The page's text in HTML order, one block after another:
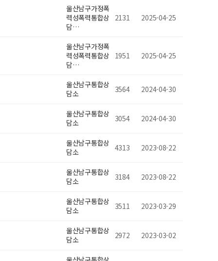
울산남구가정폭
력성폭력통합상
담…
2131 2025-04-25
울산남구가정폭
력성폭력통합상
담…
1951 2025-04-25
울산남구통합상
담소
3564 2024-04-30
울산남구통합상
담소
3054 2024-04-30
울산남구통합상
담소
4313 2023-08-22
울산남구통합상
담소
3184 2023-08-22
울산남구통합상
담소
3511 2023-03-29
울산남구통합상
담소
2972 2023-03-02